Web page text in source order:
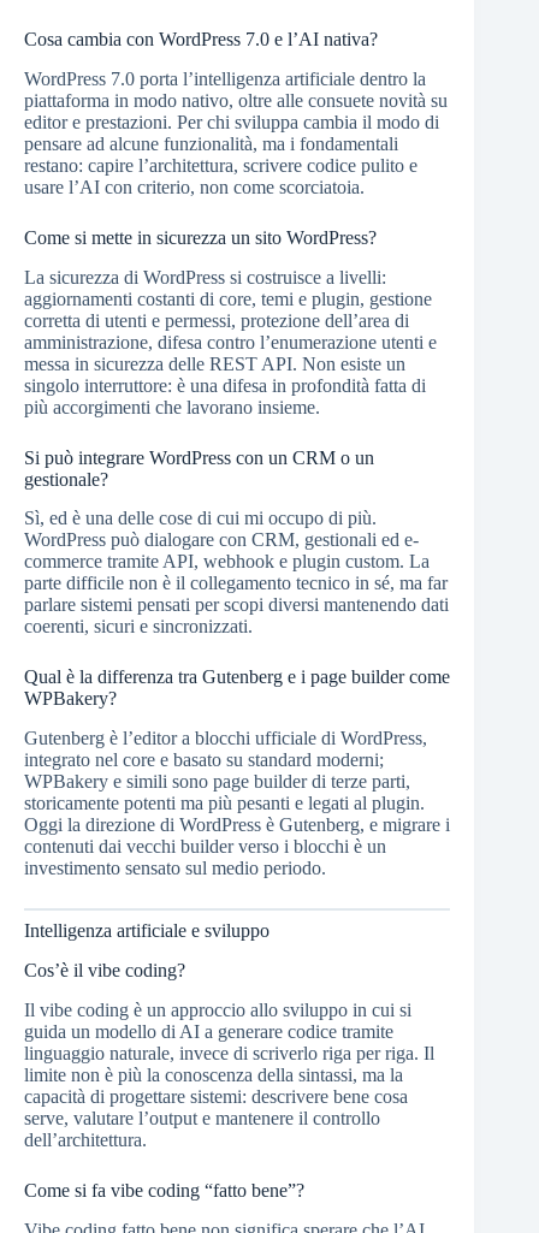
Cosa cambia con WordPress 7.0 e l’AI nativa?
WordPress 7.0 porta l’intelligenza artificiale dentro la
piattaforma in modo nativo, oltre alle consuete novità su
editor e prestazioni. Per chi sviluppa cambia il modo di
pensare ad alcune funzionalità, ma i fondamentali
restano: capire l’architettura, scrivere codice pulito e
usare l’AI con criterio, non come scorciatoia.
Come si mette in sicurezza un sito WordPress?
La sicurezza di WordPress si costruisce a livelli:
aggiornamenti costanti di core, temi e plugin, gestione
corretta di utenti e permessi, protezione dell’area di
amministrazione, difesa contro l’enumerazione utenti e
messa in sicurezza delle REST API. Non esiste un
singolo interruttore: è una difesa in profondità fatta di
più accorgimenti che lavorano insieme.
Si può integrare WordPress con un CRM o un
gestionale?
Sì, ed è una delle cose di cui mi occupo di più.
WordPress può dialogare con CRM, gestionali ed e-
commerce tramite API, webhook e plugin custom. La
parte difficile non è il collegamento tecnico in sé, ma far
parlare sistemi pensati per scopi diversi mantenendo dati
coerenti, sicuri e sincronizzati.
Qual è la differenza tra Gutenberg e i page builder come
WPBakery?
Gutenberg è l’editor a blocchi ufficiale di WordPress,
integrato nel core e basato su standard moderni;
WPBakery e simili sono page builder di terze parti,
storicamente potenti ma più pesanti e legati al plugin.
Oggi la direzione di WordPress è Gutenberg, e migrare i
contenuti dai vecchi builder verso i blocchi è un
investimento sensato sul medio periodo.
Intelligenza artificiale e sviluppo
Cos’è il vibe coding?
Il vibe coding è un approccio allo sviluppo in cui si
guida un modello di AI a generare codice tramite
linguaggio naturale, invece di scriverlo riga per riga. Il
limite non è più la conoscenza della sintassi, ma la
capacità di progettare sistemi: descrivere bene cosa
serve, valutare l’output e mantenere il controllo
dell’architettura.
Come si fa vibe coding “fatto bene”?